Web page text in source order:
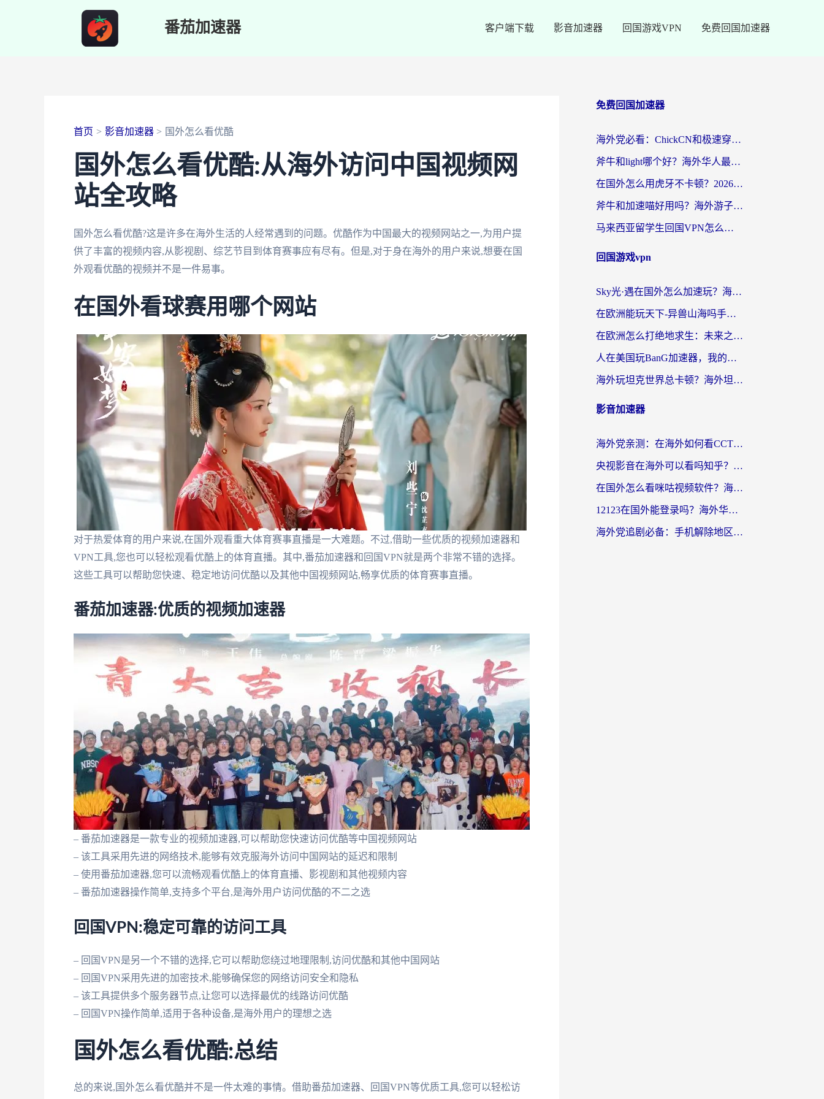
番茄加速器 客户端下载 影音加速器 回国游戏VPN 免费回国加速器
首页 影音加速器 国外怎么看优酷
国外怎么看优酷:从海外访问中国视频网
站全攻略
国外怎么看优酷?这是许多在海外生活的人经常遇到的问题。优酷作为中国最大的视频网站之一,为用户提
供了丰富的视频内容,从影视剧、综艺节目到体育赛事应有尽有。但是,对于身在海外的用户来说,想要在国
外观看优酷的视频并不是一件易事。
在国外看球赛用哪个网站
对于热爱体育的用户来说,在国外观看重大体育赛事直播是一大难题。不过,借助一些优质的视频加速器和
VPN工具,您也可以轻松观看优酷上的体育直播。其中,番茄加速器和回国VPN就是两个非常不错的选择。
这些工具可以帮助您快速、稳定地访问优酷以及其他中国视频网站,畅享优质的体育赛事直播。
番茄加速器:优质的视频加速器
– 番茄加速器是一款专业的视频加速器,可以帮助您快速访问优酷等中国视频网站
– 该工具采用先进的网络技术,能够有效克服海外访问中国网站的延迟和限制
– 使用番茄加速器,您可以流畅观看优酷上的体育直播、影视剧和其他视频内容
– 番茄加速器操作简单,支持多个平台,是海外用户访问优酷的不二之选
回国VPN:稳定可靠的访问工具
– 回国VPN是另一个不错的选择,它可以帮助您绕过地理限制,访问优酷和其他中国网站
– 回国VPN采用先进的加密技术,能够确保您的网络访问安全和隐私
– 该工具提供多个服务器节点,让您可以选择最优的线路访问优酷
– 回国VPN操作简单,适用于各种设备,是海外用户的理想之选
国外怎么看优酷:总结
总的来说,国外怎么看优酷并不是一件太难的事情。借助番茄加速器、回国VPN等优质工具,您可以轻松访
免费回国加速器
海外党必看：ChickCN和极速穿梭VPN好用吗？3招教你选对回国加速器无缝刷国内资源
斧牛和light哪个好？海外华人最关心的回国加速器选择难题，一篇讲透
在国外怎么用虎牙不卡顿？2026海外华人亲测有效的回国加速器选择指南
斧牛和加速喵好用吗？海外游子的真实选择困境
马来西亚留学生回国VPN怎么选？3个避坑点+1款实测好用的加速器推荐
回国游戏vpn
Sky光·遇在国外怎么加速玩？海外党亲测有效的国服游戏加速指南
在欧洲能玩天下-异兽山海吗手游？海外玩家的加速器生存指南
在欧洲怎么打绝地求生：未来之役不卡？留学生亲测的加速器避坑指南
人在美国玩BanG加速器，我的延迟终于绿了
海外玩坦克世界总卡顿？海外坦克世界加速器有哪些？实测好用的选择在这里
影音加速器
海外党亲测：在海外如何看CCTV？告别“仅限大陆播放”的实用指南
央视影音在海外可以看吗知乎？留学生亲测：3步解决地域限制+追剧自由
在国外怎么看咪咕视频软件？海外党亲测有效的回国加速方案
12123在国外能登录吗？海外华人必看的回国加速实用指南
海外党追剧必备：手机解除地区限制app怎么选？解决央视视频&国内剧地区限制全指南